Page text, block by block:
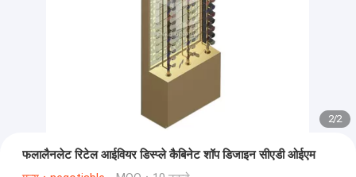
2/2
फलालैनलेट रिटेल आईवियर डिस्प्ले कैबिनेट शॉप डिजाइन सीएडी ओईएम